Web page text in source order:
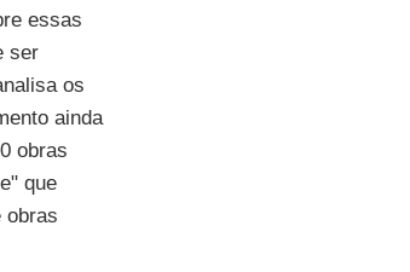
essas
ser
os
ainda
obras
que
obras